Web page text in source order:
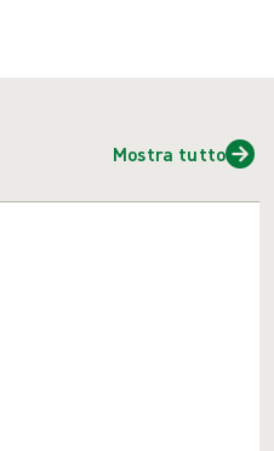
Mostra tutto